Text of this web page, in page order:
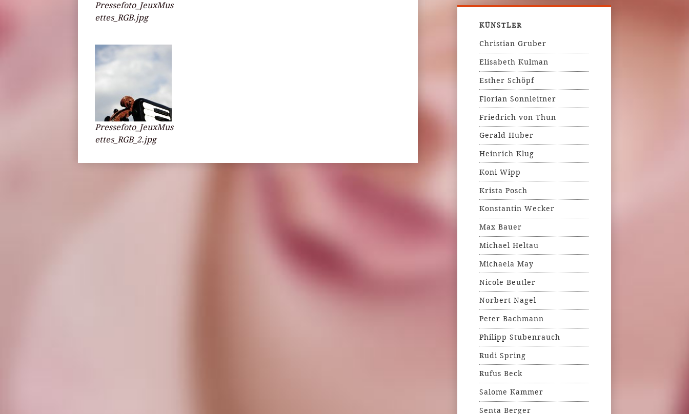
Pressefoto_JeuxMus
ettes_RGB.jpg
Pressefoto_JeuxMus
ettes_RGB_2.jpg
KÜNSTLER
Christian Gruber
Elisabeth Kulman
Esther Schöpf
Florian Sonnleitner
Friedrich von Thun
Gerald Huber
Heinrich Klug
Koni Wipp
Krista Posch
Konstantin Wecker
Max Bauer
Michael Heltau
Michaela May
Nicole Beutler
Norbert Nagel
Peter Bachmann
Philipp Stubenrauch
Rudi Spring
Rufus Beck
Salome Kammer
Senta Berger